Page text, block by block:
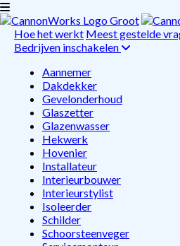
Hoe het werkt Meest gestelde
Bedrijven inschakelen
Aannemer
Dakdekker
Gevelonderhoud
Glaszetter
Glazenwasser
Hekwerk
Hovenier
Installateur
Interieurbouwer
Interieurstylist
Isoleerder
Schilder
Schoorsteenveger